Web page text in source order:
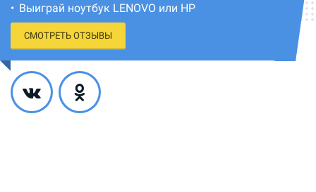
Выиграй ноутбук LENOVO или HP
СМОТРЕТЬ ОТЗЫВЫ